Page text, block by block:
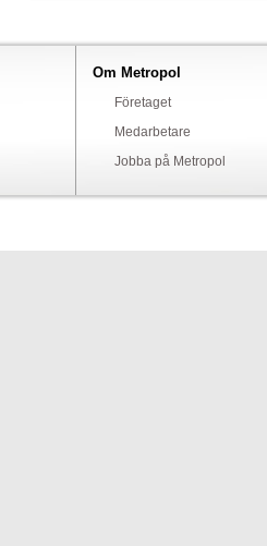
Om Metropol
Företaget
Medarbetare
Jobba på Metropol